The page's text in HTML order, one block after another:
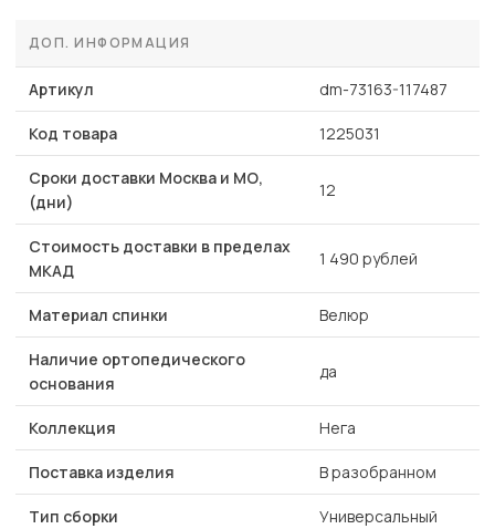
ДОП. ИНФОРМАЦИЯ
Артикул dm-73163-117487
Код товара 1225031
Сроки доставки Москва и МО,
(дни)
12
Стоимость доставки в пределах
МКАД
1 490 рублей
Материал спинки Велюр
Наличие ортопедического
основания
да
Коллекция Нега
Поставка изделия В разобранном
Тип сборки Универсальный